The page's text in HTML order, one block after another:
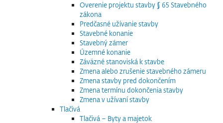
Overenie projektu stavby § 65 Stavebného
zákona
Predčasné užívanie stavby
Stavebné konanie
Stavebný zámer
Územné konanie
Záväzné stanoviská k stavbe
Zmena alebo zrušenie stavebného zámeru
Zmena stavby pred dokončením
Zmena termínu dokončenia stavby
Zmena v užívaní stavby
Tlačivá
Tlačivá – Byty a majetok